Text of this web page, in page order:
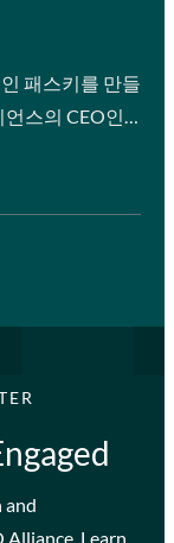
패스키를 만들
스의 CEO인…
and
Learn